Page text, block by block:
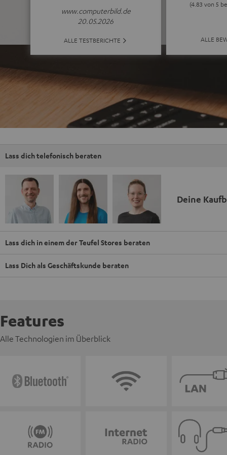
www.computerbild.de
20.05.2026
ALLE TESTBERICHTE
(4.83 von 5
ALLE
Lass dich telefonisch beraten
Deine
Lass dich in einem der Teufel Stores beraten
Lass Dich als Geschäftskunde beraten
Features
Alle Technologien im Überblick